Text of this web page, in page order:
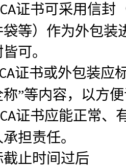
CA证书可采用信封
等）作为外包装
可。
CA证书或外包装应
”等内容，以方
CA证书应能正常、
担责任。
止时间过后